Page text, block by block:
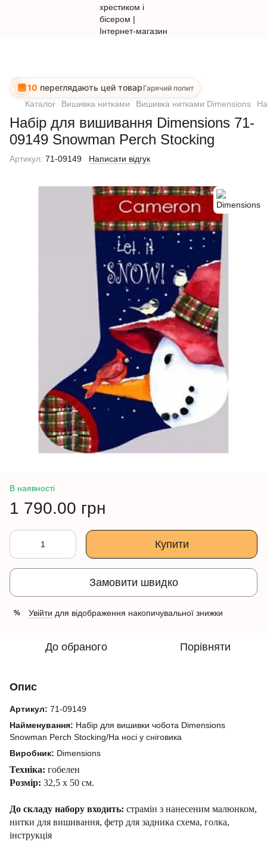
10 переглядають цей товар Гарячий попит
Каталог Вишивка нитками Вишивка нитками Dimensions
Набір для вишивання Dimensions 71-
09149 Snowman Perch Stocking
Артикул: 71-09149 Написати відгук
В наявності
1 790.00 грн
Купити
Замовити швидко
% Увійти для відображення накопичувальної знижки
До обраного Порівняти
Опис
Артикул: 71-09149
Найменування: Набір для вишивки чобота Dimensions
Snowman Perch Stocking/На носі у сніговика
Виробник: Dimensions
Техніка: гобелен
Розмір: 32,5 х 50 см.
До складу набору входить: страмін з нанесеним малюнком,
нитки для вишивання, фетр для задника схема, голка,
інструкція